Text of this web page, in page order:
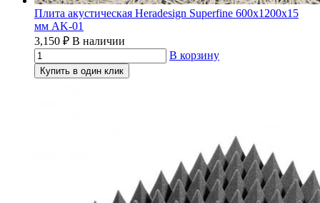
Плита акустическая Heradesign Superfine 600х1200х15
мм AK-01
3,150 ₽ В наличии
В корзину
Купить в один клик